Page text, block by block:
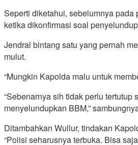
Seperti diketahui, sebelumnya
ketika dikonfirmasi soal
Jendral bintang satu yang pernah
mulut.
“Mungkin Kapolda malu untuk
“Sebenarnya sih tidak perlu
menyelundupkan BBM,”
Ditambahkan Wullur, tindakan
“Polisi seharusnya terbuka. Bisa